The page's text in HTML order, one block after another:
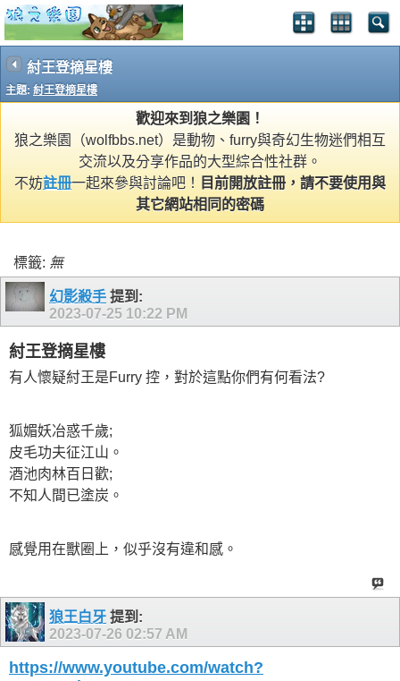
紂王登摘星樓
主題: 紂王登摘星樓
歡迎來到狼之樂園！
狼之樂園（wolfbbs.net）是動物、furry與奇幻生物迷們相互
交流以及分享作品的大型綜合性社群。
不妨註冊一起來參與討論吧！
目前開放註冊，請不要使用與
其它網站相同的密碼
標籤: 無
幻影殺手 提到:
2023-07-25 10:22 PM
紂王登摘星樓
有人懷疑紂王是Furry 控，對於這點你們有何看法?
狐媚妖冶惑千歲;
皮毛功夫征江山。
酒池肉林百日歡;
不知人間已塗炭。
感覺用在獸圈上，似乎沒有違和感。
狼王白牙 提到:
2023-07-26 02:57 AM
https://www.youtube.com/watch?